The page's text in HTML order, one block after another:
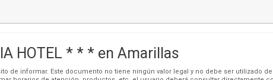
HOTEL * * * en Amarillas
de informar. Este documento no tiene ningún valor legal y no debe ser utilizado